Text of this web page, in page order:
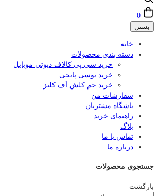
0
بستن
خانه
دسته بندی محصولات
خرید سی پی کالاف دیوتی موبایل
خرید یوسی پابجی
خرید جم کلش آف کلنز
سفارشات من
باشگاه مشتریان
راهنمای خرید
بلاگ
تماس با ما
درباره ما
جستجوی محصولات
بازگشت